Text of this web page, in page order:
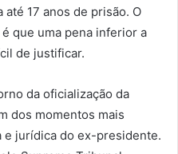
17 anos de prisão. O
que uma pena inferior a
de justificar.
da oficialização da
dos momentos mais
jurídica do ex-presidente.